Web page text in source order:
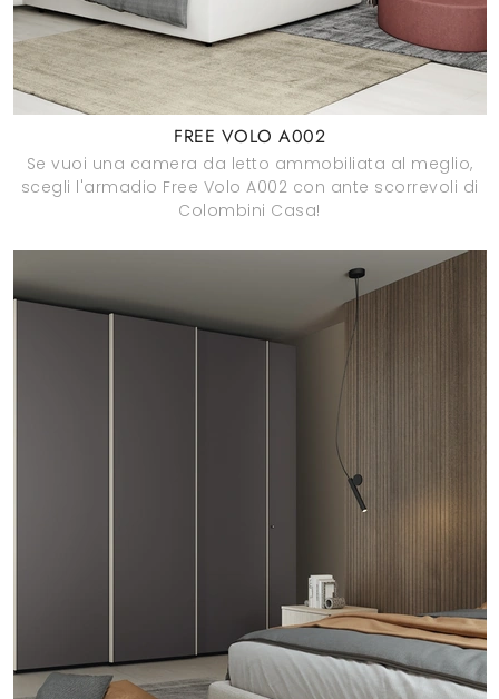
FREE VOLO A002
Se vuoi una camera da letto ammobiliata al meglio,
scegli l'armadio Free Volo A002 con ante scorrevoli di
Colombini Casa!